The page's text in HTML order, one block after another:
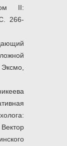
II:
266-